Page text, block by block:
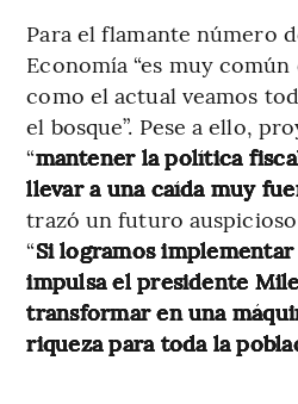
Para el flamante número
Economía “es muy
como el actual veamos
el bosque”. Pese a ello,
“mantener la política
llevar a una caída muy
trazó un futuro
“Si logramos
impulsa el presidente
transformar en una
riqueza para toda la